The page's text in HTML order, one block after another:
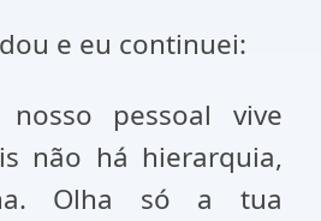
e eu continuei:
pessoal vive
não há hierarquia,
Olha só a tua